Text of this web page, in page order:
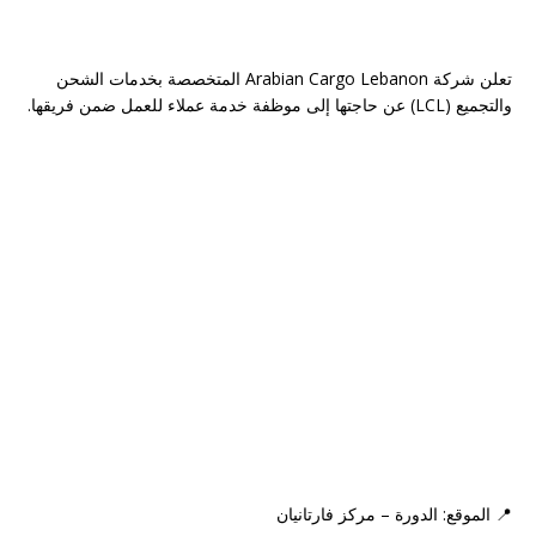
تعلن شركة Arabian Cargo Lebanon المتخصصة بخدمات الشحن
والتجميع (LCL) عن حاجتها إلى موظفة خدمة عملاء للعمل ضمن فريقها.
📍 الموقع: الدورة – مركز فارتانيان